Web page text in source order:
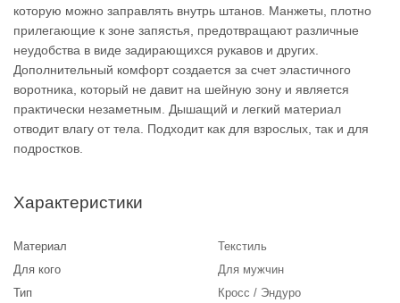
которую можно заправлять внутрь штанов. Манжеты, плотно
прилегающие к зоне запястья, предотвращают различные
неудобства в виде задирающихся рукавов и других.
Дополнительный комфорт создается за счет эластичного
воротника, который не давит на шейную зону и является
практически незаметным. Дышащий и легкий материал
отводит влагу от тела. Подходит как для взрослых, так и для
подростков.
Характеристики
Материал
Текстиль
Для кого
Для мужчин
Тип
Кросс / Эндуро